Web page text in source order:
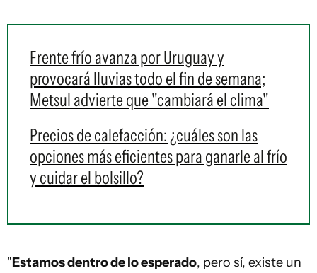
Frente frío avanza por Uruguay y
provocará lluvias todo el fin de semana;
Metsul advierte que "cambiará el clima"
Precios de calefacción: ¿cuáles son las
opciones más eficientes para ganarle al frío
y cuidar el bolsillo?
"Estamos dentro de lo esperado, pero sí, existe un